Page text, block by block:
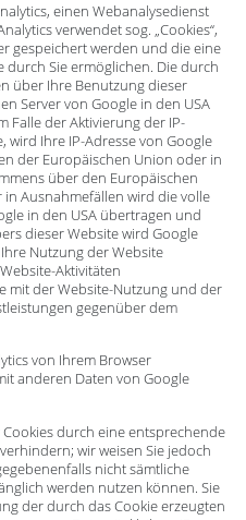
einen Webanalysedienst
verwendet sog. „Cookies“,
gespeichert werden und die eine
durch Sie ermöglichen. Die durch
über Ihre Benutzung dieser
Server von Google in den USA
Falle der Aktivierung der IP-
wird Ihre IP-Adresse von Google
der Europäischen Union oder in
über den Europäischen
Ausnahmefällen wird die volle
in den USA übertragen und
dieser Website wird Google
Nutzung der Website
Aktivitäten
mit der Website-Nutzung und der
gegenüber dem
von Ihrem Browser
anderen Daten von Google
durch eine entsprechende
wir weisen Sie jedoch
nicht sämtliche
werden nutzen können. Sie
der durch das Cookie erzeugten